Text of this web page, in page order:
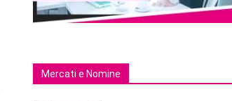
Mercati e Nomine